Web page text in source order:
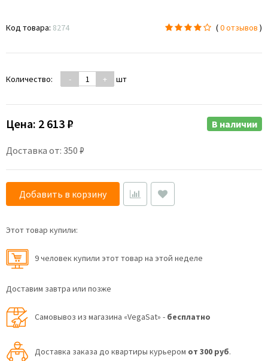
Код товара: 8274 (0 отзывов )
Количество: - + шт
Цена: 2 613 ₽
Доставка от: 350 ₽
В наличии
Добавить в корзину
Этот товар купили:
9 человек купили этот товар на этой неделе
Доставим завтра или позже
Самовывоз из магазина «VegaSat» - бесплатно
Доставка заказа до квартиры курьером от 300 руб.